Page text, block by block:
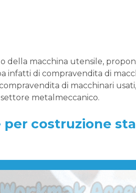
della macchina utensile,
infatti di compravendita di
di macchinari
metalmeccanico.
costruzione